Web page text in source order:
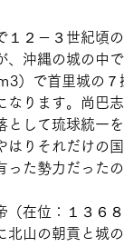
１２－３世紀頃
、沖縄の城の中
3）で首里城の７
なります。尚巴
として琉球統一
はりそれだけの
った勢力だった
（在位：１３６
北山の朝貢と城